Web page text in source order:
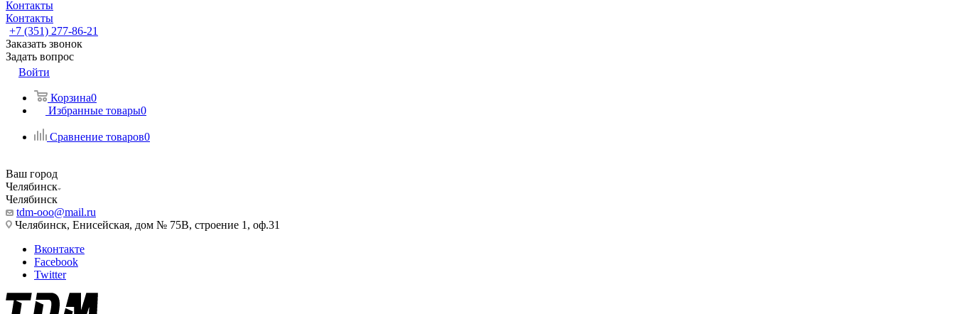
Контакты
Контакты
+7 (351) 277-86-21
Заказать звонок
Задать вопрос
Войти
Корзина0
Избранные товары0
Сравнение товаров0
Ваш город
Челябинск
Челябинск
tdm-ooo@mail.ru
Челябинск, Енисейская, дом № 75В, строение 1, оф.31
Вконтакте
Facebook
Twitter